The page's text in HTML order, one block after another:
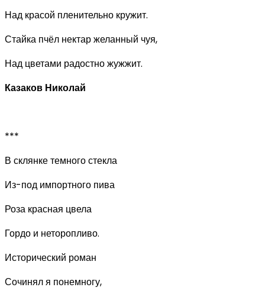
Над красой пленительно кружит.
Стайка пчёл нектар желанный чуя,
Над цветами радостно жужжит.
Казаков Николай
***
В склянке темного стекла
Из-под импортного пива
Роза красная цвела
Гордо и неторопливо.
Исторический роман
Сочинял я понемногу,